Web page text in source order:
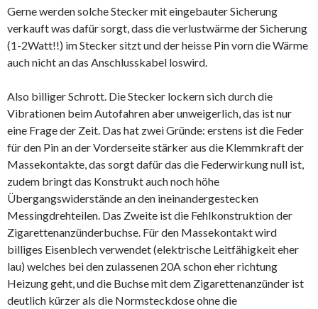
Gerne werden solche Stecker mit eingebauter Sicherung
verkauft was dafür sorgt, dass die verlustwärme der Sicherung
(1-2Watt!!) im Stecker sitzt und der heisse Pin vorn die Wärme
auch nicht an das Anschlusskabel loswird.
Also billiger Schrott. Die Stecker lockern sich durch die
Vibrationen beim Autofahren aber unweigerlich, das ist nur
eine Frage der Zeit. Das hat zwei Gründe: erstens ist die Feder
für den Pin an der Vorderseite stärker aus die Klemmkraft der
Massekontakte, das sorgt dafür das die Federwirkung null ist,
zudem bringt das Konstrukt auch noch höhe
Übergangswiderstände an den ineinandergestecken
Messingdrehteilen. Das Zweite ist die Fehlkonstruktion der
Zigarettenanzünderbuchse. Für den Massekontakt wird
billiges Eisenblech verwendet (elektrische Leitfähigkeit eher
lau) welches bei den zulassenen 20A schon eher richtung
Heizung geht, und die Buchse mit dem Zigarettenanzünder ist
deutlich kürzer als die Normsteckdose ohne die